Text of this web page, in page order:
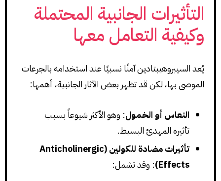
التأثيرات الجانبية المحتملة
وكيفية التعامل معها
يُعد السيبروهيبتادين آمنًا نسبيًا عند استخدامه بالجرعات
الموصى بها، لكن قد تظهر بعض الآثار الجانبية، أهمها:
النعاس أو الخمول: وهو الأكثر شيوعاً بسبب
تأثيره المهدئ البسيط.
تأثيرات مضادة للكولين (Anticholinergic
Effects) : وقد تشمل: